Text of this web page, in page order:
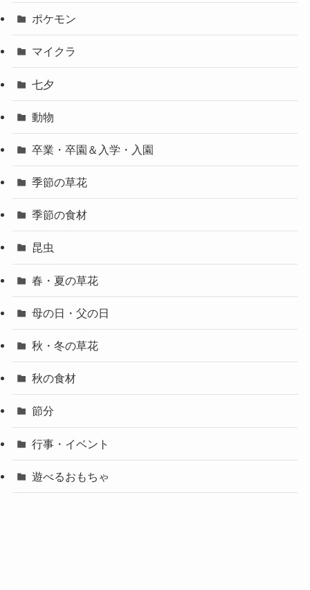
ポケモン
マイクラ
七夕
動物
卒業・卒園＆入学・入園
季節の草花
季節の食材
昆虫
春・夏の草花
母の日・父の日
秋・冬の草花
秋の食材
節分
行事・イベント
遊べるおもちゃ